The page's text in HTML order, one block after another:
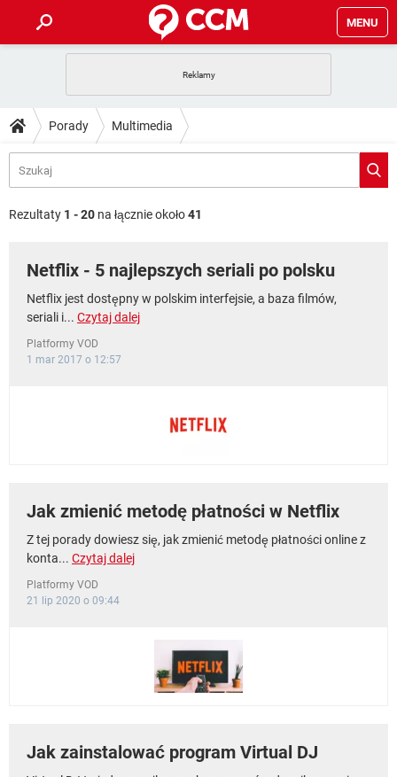
MENU
GRY
INSTAGRAM FACEBOOK
WINDOWS 10
PORADY
PlayStation
GRY
SPOTIFY
WINDOWS 10
DO POBRANIA
ANDROID TIKTOK
GRY
FACEBOOK
WINDOWS 10
GRY WHATSAPP
SPOTIFY NETFLIX
INSTAGRAM
WINDOWS 10
GRY
SPOTIFY
Porady Multimedia
Rezultaty 1 - 20 na łącznie około41
Netflix - 5 najlepszych seriali po polsku
Netflix jest dostępny w polskim interfejsie, a baza filmów,
seriali i... Czytaj dalej
Platformy VOD
1 mar 2017 o 12:57
Jak zmienić metodę płatności w Netflix
Z tej porady dowiesz się, jak zmienić metodę płatności online z
konta... Czytaj dalej
Platformy VOD
21 lip 2020 o 09:44
Jak zainstalować program Virtual DJ